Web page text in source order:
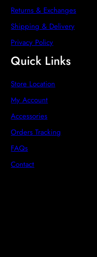
Returns & Exchanges
Shipping & Delivery
Privacy Policy
Quick Links
Store Location
My Account
Accessories
Orders Tracking
FAQs
Contact